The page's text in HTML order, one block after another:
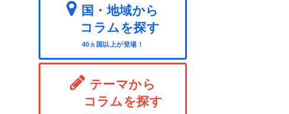
国・地域から
コラムを探す
40ヵ国以上が登場！
テーマから
コラムを探す